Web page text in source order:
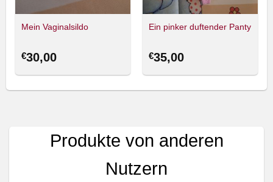
Mein Vaginalsildo
€30,00
Ein pinker duftender Panty
€35,00
Produkte von anderen
Nutzern